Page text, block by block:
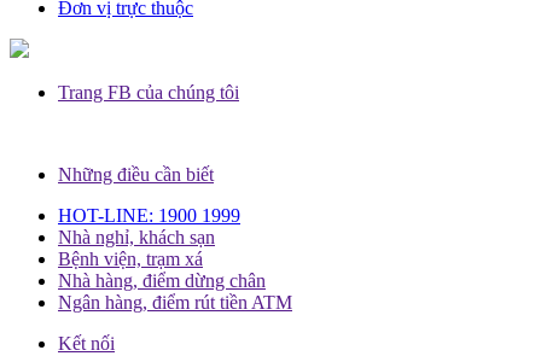
Đơn vị trực thuộc
Trang FB của chúng tôi
Những điều cần biết
HOT-LINE: 1900 1999
Nhà nghỉ, khách sạn
Bệnh viện, trạm xá
Nhà hàng, điểm dừng chân
Ngân hàng, điểm rút tiền ATM
Kết nối